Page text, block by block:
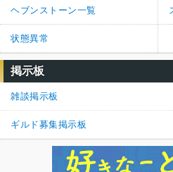
ヘブンストーン一覧
状態異常
掲示板
雑談掲示板
ギルド募集掲示板